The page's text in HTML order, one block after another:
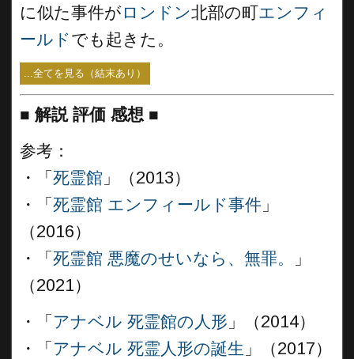
に似た事件が ロンドン北部の町エンフィ
ールドでも起きた。
...全てを見る（結末あり）
■ 解説 評価 感想 ■
参考：
・「 死霊館 」（2013）
・「 死霊館 エンフィールド事件 」
（2016）
・「 死霊館 悪魔のせいなら、無罪。
」
（2021）
・「 アナベル 死霊館の人形 」（2014）
・「 アナベル 死霊人形の誕生 」（2017）